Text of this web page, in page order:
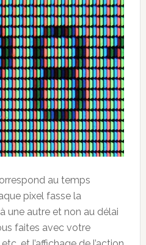
au temps
pixel fasse la
une autre et non au délai
faites avec votre